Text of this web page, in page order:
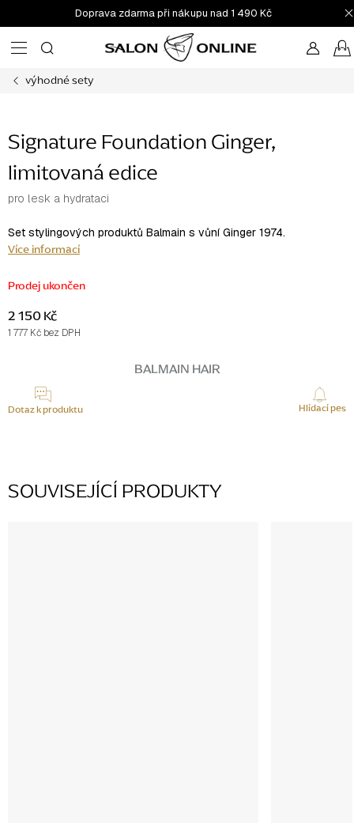
na
obsah
Doprava zdarma při nákupu nad 1 490 Kč
výhodné sety
Signature Foundation Ginger,
limitovaná edice
pro lesk a hydrataci
Set stylingových produktů Balmain s vůní Ginger 1974.
Více informací
Prodej ukončen
2 150 Kč
1 777 Kč bez DPH
BALMAIN HAIR
Dotaz k produktu Hlídací pes
SOUVISEJÍCÍ PRODUKTY